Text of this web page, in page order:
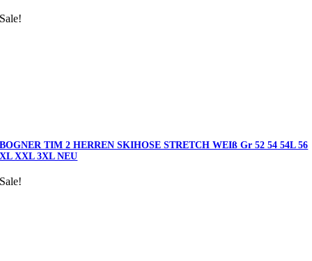
Sale!
BOGNER TIM 2 HERREN SKIHOSE STRETCH WEIß Gr 52 54 54L 56
XL XXL 3XL NEU
Sale!